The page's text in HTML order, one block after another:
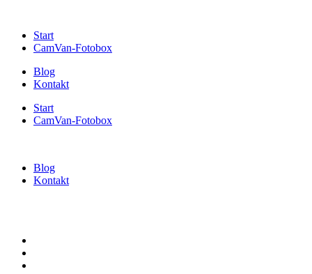
Start
CamVan-Fotobox
Blog
Kontakt
Start
CamVan-Fotobox
Blog
Kontakt